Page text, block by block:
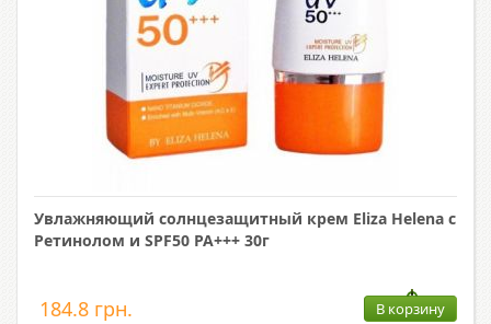
Увлажняющий солнцезащитный крем Eliza Helena с
Ретинолом и SPF50 PA+++ 30г
184.8 грн. В корзину